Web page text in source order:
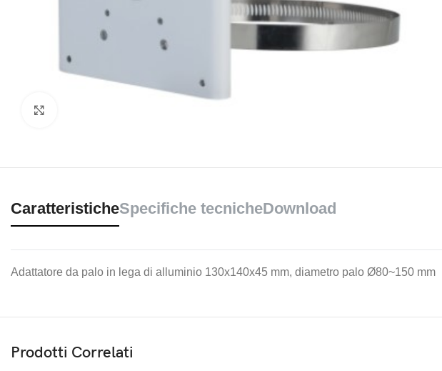
CaratteristicheSpecifiche tecnicheDownload
Adattatore da palo in lega di alluminio 130x140x45 mm, diametro palo Ø80~150 mm
Prodotti Correlati